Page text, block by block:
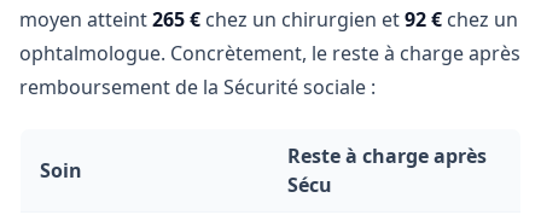
moyen atteint265 € chez un chirurgien et92 € chez un
ophtalmologue. Concrètement, le reste à charge après
remboursement de la Sécurité sociale :
Soin
Reste à charge après
Sécu